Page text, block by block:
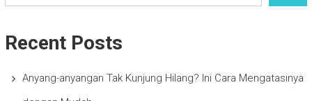
Recent Posts
Anyang-anyangan Tak Kunjung Hilang? Ini Cara Mengatasinya